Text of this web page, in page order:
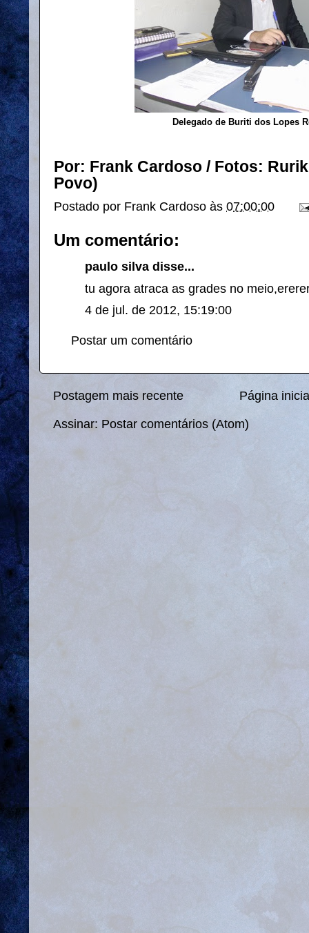
Delegado de Buriti dos Lopes
Por: Frank Cardoso / Fotos:
Povo)
Postado por Frank Cardoso às 07:00:00
Um comentário:
paulo silva disse...
tu agora atraca as grades no
4 de jul. de 2012, 15:19:00
Postar um comentário
Postagem mais recente Página
Assinar: Postar comentários (Atom)